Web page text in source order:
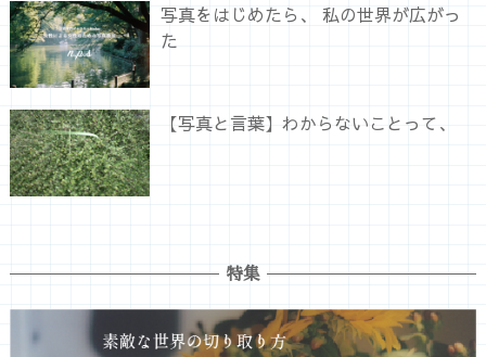
写真をはじめたら、 私の世界が広がっ
た
【写真と言葉】わからないことって、
特集